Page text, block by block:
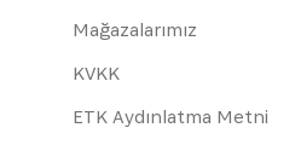
Mağazalarımız
KVKK
ETK Aydınlatma Metni